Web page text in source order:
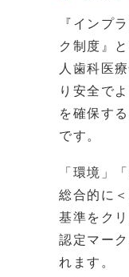
『インプ
ク制度』
人歯科医
り安全で
を確保す
です。
「環境」
総合的に
基準をク
認定マー
れます。